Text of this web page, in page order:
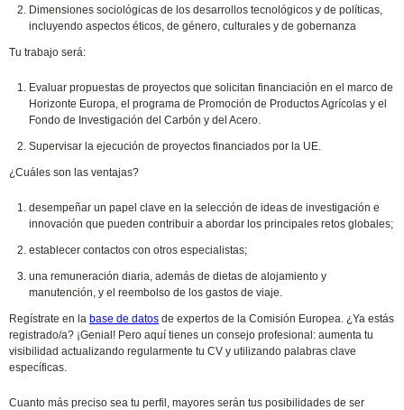
Dimensiones sociológicas de los desarrollos tecnológicos y de políticas,
incluyendo aspectos éticos, de género, culturales y de gobernanza
Tu trabajo será:
Evaluar propuestas de proyectos que solicitan financiación en el marco de
Horizonte Europa, el programa de Promoción de Productos Agrícolas y el
Fondo de Investigación del Carbón y del Acero.
Supervisar la ejecución de proyectos financiados por la UE.
¿Cuáles son las ventajas?
desempeñar un papel clave en la selección de ideas de investigación e
innovación que pueden contribuir a abordar los principales retos globales;
establecer contactos con otros especialistas;
una remuneración diaria, además de dietas de alojamiento y
manutención, y el reembolso de los gastos de viaje.
Regístrate en la base de datos de expertos de la Comisión Europea. ¿Ya estás
registrado/a? ¡Genial! Pero aquí tienes un consejo profesional: aumenta tu
visibilidad actualizando regularmente tu CV y utilizando palabras clave
específicas.
Cuanto más preciso sea tu perfil, mayores serán tus posibilidades de ser